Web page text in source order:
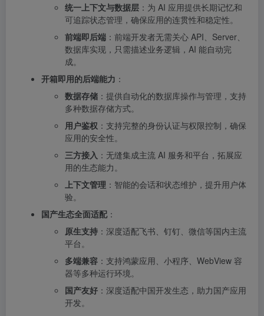
统一上下文与数据层 ：为 AI 应用提供长期记忆和
可追踪状态管理，确保应用的连贯性和稳定性。
前端即后端 ：前端开发者无需关心 API、Server、
数据库实现，只需描述业务逻辑，AI 能自动完
成。
开箱即用的后端能力 ：
数据存储 ：提供自动化的数据库操作与管理，支持
多种数据存储方式。
用户鉴权 ：支持完整的身份认证与权限控制，确保
应用的安全性。
三方接入 ：无缝集成主流 AI 服务和平台，拓展应
用的生态能力。
上下文管理 ：智能的会话和状态维护，提升用户体
验。
国产生态全面适配：
原生支持 ：深度适配飞书、钉钉、微信等国内主流
平台。
多端兼容 ：支持鸿蒙应用、小程序、WebView 容
器等多种运行环境。
国产友好 ：深度适配中国开发生态，助力国产应用
开发。